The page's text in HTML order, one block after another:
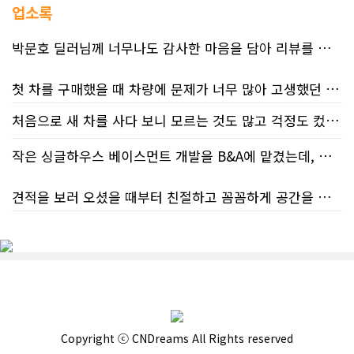
업소록
박문호 딜러님께 너무나도 감사한 마음을 담아 리뷰를 남깁니다.
첫 차를 구매했을 때 차량에 문제가 너무 많아 고생했던 경험이 있어서, 이번에는 정말 신중하게 고민하고 꼼꼼하게 알아본 후 차를 구매하고 싶었습니다. 그러던 중 사우스포인트의 박문호 딜러님을 만나면서 그동안의 고민이 모두 해결되었습니다.
처음 차량을 선택하는 과정부터 저에게 맞는 차량을 추천해 주셨고, 그 차량의 장단점과 다양한 기능까지 하나하나 자세하게 설명해 주셔서 큰 도움이 되었습니다. 원래는 새 차를 받기까지 4~5개월 정도 기다려야 한다고 들었는데, 딜러님의 노력 덕분에 한 달 만에 차량을 받을 수 있었습니다.
차량을 인수하는 날에도 시간이 오래 걸렸음에도 불구하고 모든 기능을 하나씩 직접 설명해 주시고, 앞으로 차량을 관리하면서 꼭 확인해야 할 부분과 유용한 팁까지 꼼꼼하게 알려주셨습니다. 차에 대해 잘 모르는 저에게는 정말 큰 도움이 되었습니다.
그동안 만났던 딜러분들은 차량을 판매하는 데 집중하시는 경우가 많았는데, 박문호 딜러님은 고객의 입장에서 무엇이 가장 좋은 선택인지 먼저 생각해 주셨습니다. 마치 가족을 대하듯 작은 부분까지 세심하게 챙겨 주시는 모습에 큰 감동을 받았습니다.
처음으로 새 차를 사다 보니 모르는 것도 많고 걱정도 컸는데 박문호 딜러님 덕분에 전 과정이 너무나 편안하고 만족스러웠습니다! 상담하는 내내 꼼꼼하게 설명해 주신 것은 물론, 복잡한 서류 절차와 차량 옵션 체크까지 세심하게 챙겨주셔서 마음이 정말 든든했습니다. 차량 출고 날에도 긴 시간 할애해 가며 기능을 친절하게 하나하나 설명해 주셔서 큰 도움이 되었는데요, 특히 정비사 출신이셔서 그런지 디테일한 부분까지 전문적으로 말씀해 주셔서 신뢰가 팍팍 갔습니다 ?? 다른분 리뷰에도 있지만 마지막에 "진짜 서비스는 이제부터 시작"이라는 진심어린 말씀에는 깊은 감동을 받았습니다. 앞으로 주변에 차 구매하려는 분이 있다면 무조건 박문호 딜러님 강력 추천입니다! 신경 써주셔서 진심으로 감사드리며, 늘 건강하시고 번창하시길 바랍니다 :)
작은 싱글하우스 베이스먼트 개발을 B&A에 맡겼는데, 처음부터 끝까지 정말 만족스러운 경험이었습니다.
견적을 보러 오셨을 때부터 친절하고 꼼꼼하게 공간을 확인해 주셨고, 여러 옵션이 포함된 견적 금액도 다른 업체들과 비교했을 때 매우 합리적이었습니다.
무엇보다 작은 베이스먼트 공간을 밝고 깔끔하면서도 가족 모두가 편하게 사용할 수 있는 공간으로 완성해 주셔서 정말 만족합니다. 특히 아이들과 함께 즐겁게 시간을 보낼 수 있는 공간이 되어 더욱 뜻깊습니다.
Copyright ⓒ CNDreams All Rights reserved